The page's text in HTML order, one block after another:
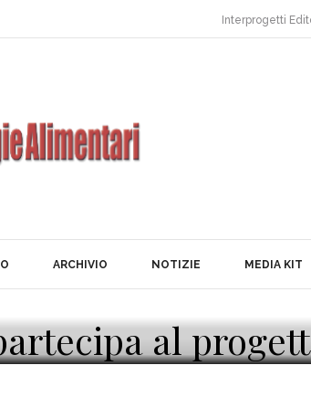
Interprogetti
ARCHIVIO NOTIZIE MEDIA KIT
al